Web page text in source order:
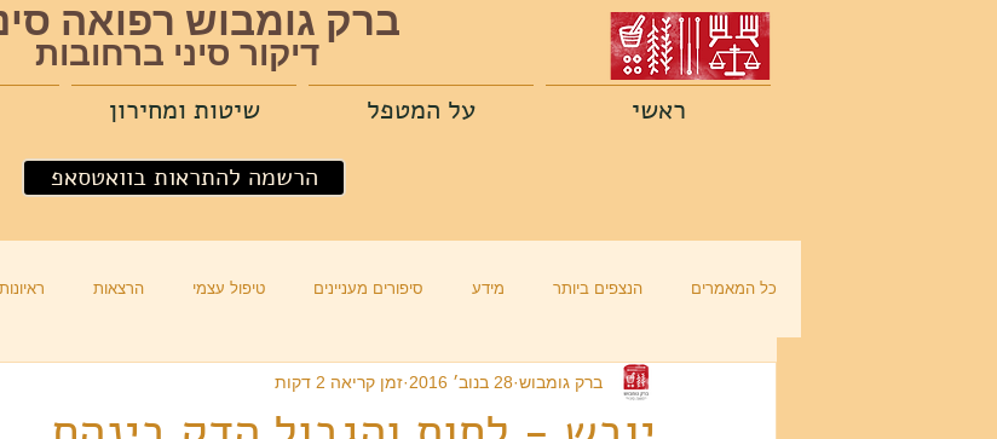
ברק גומבוש רפואה
דיקור סיני ברחובות
ראשי על המטפל שיטות ומחירון
הרשמה להתראות בוואטסאפ
כל המאמרים הנצפים ביותר מידע סיפורים מעניינים טיפול עצמי הרצאות ראיונות
ברק גומבוש 28 בנוב׳ 2016 זמן קריאה 2 דקות